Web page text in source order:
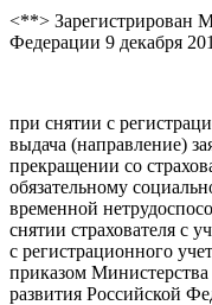
<**> Зарегистрирован
Федерации 9 декабря
при снятии с
выдача (направление)
прекращении со
обязательному
временной
снятии страхователя с
с регистрационного
приказом Министерства
развития Российской